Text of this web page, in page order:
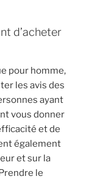
d’acheter
pour homme,
les avis des
ayant
vous donner
et de
également
et sur la
le